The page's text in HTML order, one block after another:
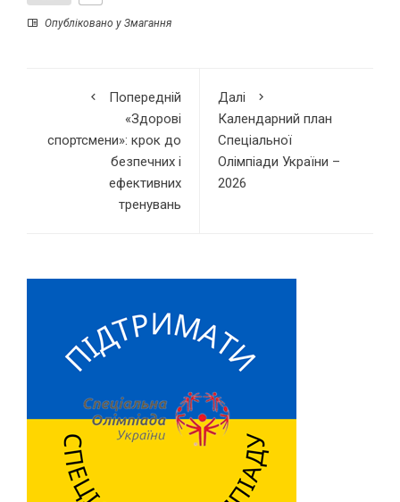
Опубліковано у Змагання
Попередній
«Здорові
спортсмени»: крок до
безпечних і
ефективних
тренувань
Далі
Календарний план
Спеціальної
Олімпіади України –
2026